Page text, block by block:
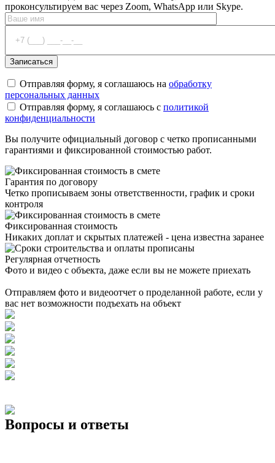
проконсультируем вас через Zoom, WhatsApp или Skype.
Отправляя форму, я соглашаюсь на обработку
персональных данных
Отправляя форму, я соглашаюсь с политикой
конфиденциальности
Вы получите официальный договор с четко прописанными
гарантиями и фиксированной стоимостью работ.
Гарантия по договору
Четко прописываем зоны ответственности, график и сроки
контроля
Фиксированная стоимость
Никаких доплат и скрытых платежей - цена известна заранее
Регулярная отчетность
Фото и видео с объекта, даже если вы не можете приехать
Отправляем фото и видеоотчет о проделанной работе, если у
вас нет возможности подъехать на объект
Вопросы и ответы